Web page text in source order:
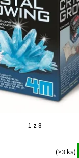
1 z 8
(>3 ks)